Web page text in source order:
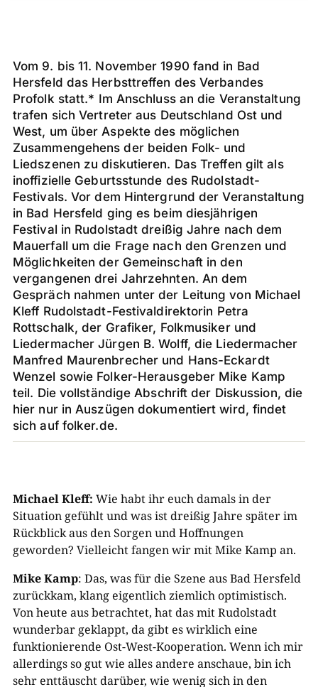
Vom 9. bis 11. November 1990 fand in Bad
Hersfeld das Herbsttreffen des Verbandes
Profolk statt.* Im Anschluss an die Veranstaltung
trafen sich Vertreter aus Deutschland Ost und
West, um über Aspekte des möglichen
Zusammengehens der beiden Folk- und
Liedszenen zu diskutieren. Das Treffen gilt als
inoffizielle Geburtsstunde des Rudolstadt-
Festivals. Vor dem Hintergrund der Veranstaltung
in Bad Hersfeld ging es beim diesjährigen
Festival in Rudolstadt dreißig Jahre nach dem
Mauerfall um die Frage nach den Grenzen und
Möglichkeiten der Gemeinschaft in den
vergangenen drei Jahrzehnten. An dem
Gespräch nahmen unter der Leitung von Michael
Kleff Rudolstadt-Festivaldirektorin Petra
Rottschalk, der Grafiker, Folkmusiker und
Liedermacher Jürgen B. Wolff, die Liedermacher
Manfred Maurenbrecher und Hans-Eckardt
Wenzel sowie Folker-Herausgeber Mike Kamp
teil. Die vollständige Abschrift der Diskussion, die
hier nur in Auszügen dokumentiert wird, findet
sich auf folker.de.
Michael Kleff: Wie habt ihr euch damals in der
Situation gefühlt und was ist dreißig Jahre später im
Rückblick aus den Sorgen und Hoffnungen
geworden? Vielleicht fangen wir mit Mike Kamp an.
Mike Kamp: Das, was für die Szene aus Bad Hersfeld
zurückkam, klang eigentlich ziemlich optimistisch.
Von heute aus betrachtet, hat das mit Rudolstadt
wunderbar geklappt, da gibt es wirklich eine
funktionierende Ost-West-Kooperation. Wenn ich mir
allerdings so gut wie alles andere anschaue, bin ich
sehr enttäuscht darüber, wie wenig sich in den